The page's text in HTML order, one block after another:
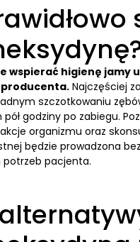
wspierać higienę jamy
Najczęściej
szczotkowaniu
godziny po zabiegu.
organizmu oraz
będzie prowadzona
pacjenta.